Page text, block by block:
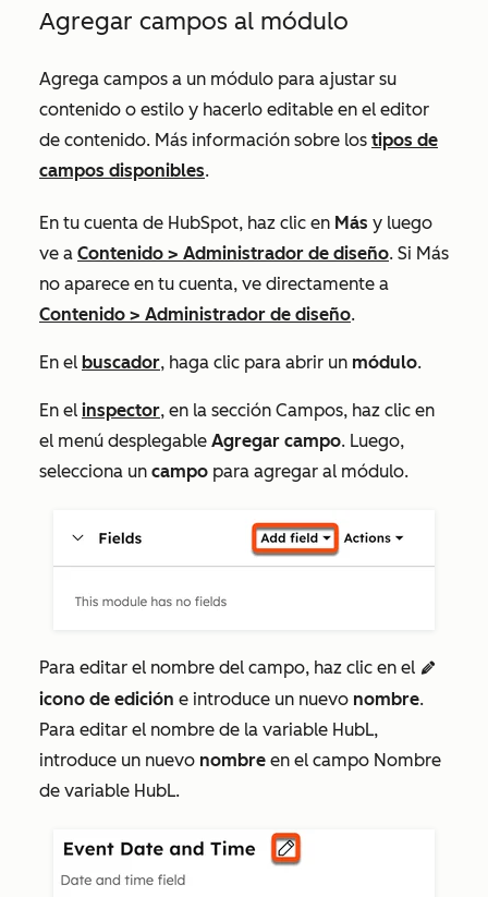
Agregar campos al módulo
Agrega campos a un módulo para ajustar su
contenido o estilo y hacerlo editable en el editor
de contenido. Más información sobre los tipos de
campos disponibles.
En tu cuenta de HubSpot, haz clic en Más y luego
ve a Contenido > Administrador de diseño. Si Más
no aparece en tu cuenta, ve directamente a
Contenido > Administrador de diseño.
En el buscador, haga clic para abrir un módulo.
En el inspector, en la sección Campos, haz clic en
el menú desplegable Agregar campo. Luego,
selecciona un campo para agregar al módulo.
Para editar el nombre del campo, haz clic en el edit
icono de edición e introduce un nuevo nombre.
Para editar el nombre de la variable HubL,
introduce un nuevo nombre en el campo Nombre
de variable HubL.